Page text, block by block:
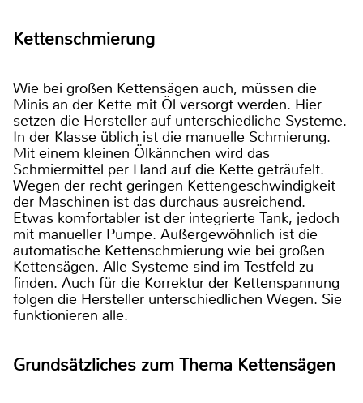
Kettenschmierung
Wie bei großen Kettensägen auch, müssen die
Minis an der Kette mit Öl versorgt werden. Hier
setzen die Hersteller auf unterschiedliche Systeme.
In der Klasse üblich ist die manuelle Schmierung.
Mit einem kleinen Ölkännchen wird das
Schmiermittel per Hand auf die Kette geträufelt.
Wegen der recht geringen Kettengeschwindigkeit
der Maschinen ist das durchaus ausreichend.
Etwas komfortabler ist der integrierte Tank, jedoch
mit manueller Pumpe. Außergewöhnlich ist die
automatische Kettenschmierung wie bei großen
Kettensägen. Alle Systeme sind im Testfeld zu
finden. Auch für die Korrektur der Kettenspannung
folgen die Hersteller unterschiedlichen Wegen. Sie
funktionieren alle.
Grundsätzliches zum Thema Kettensägen